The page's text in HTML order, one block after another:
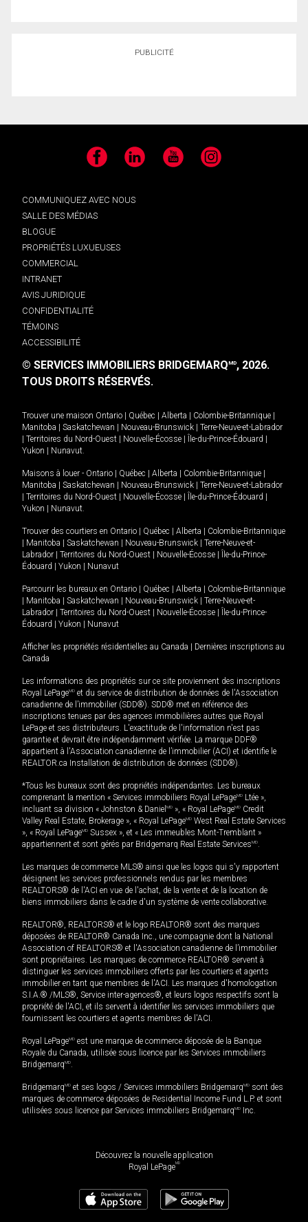
PUBLICITÉ
Facebook LinkedIn YouTube Instagram
COMMUNIQUEZ AVEC NOUS
SALLE DES MÉDIAS
BLOGUE
PROPRIÉTÉS LUXUEUSES
COMMERCIAL
INTRANET
AVIS JURIDIQUE
CONFIDENTIALITÉ
TÉMOINS
ACCESSIBILITÉ
© SERVICES IMMOBILIERS BRIDGEMARQMD, 2026.
TOUS DROITS RÉSERVÉS.
Trouver une maison Ontario | Québec | Alberta | Colombie-Britannique |
Manitoba | Saskatchewan | Nouveau-Brunswick | Terre-Neuve-et-Labrador
| Territoires du Nord-Ouest | Nouvelle-Écosse | Île-du-Prince-Édouard |
Yukon | Nunavut
Maisons à louer - Ontario | Québec | Alberta | Colombie-Britannique |
Manitoba | Saskatchewan | Nouveau-Brunswick | Terre-Neuve-et-Labrador
| Territoires du Nord-Ouest | Nouvelle-Écosse | Île-du-Prince-Édouard |
Yukon | Nunavut
Trouver des courtiers en Ontario | Québec | Alberta | Colombie-Britannique
| Manitoba | Saskatchewan | Nouveau-Brunswick | Terre-Neuve-et-
Labrador | Territoires du Nord-Ouest | Nouvelle-Écosse | Île-du-Prince-
Édouard | Yukon | Nunavut
Parcourir les bureaux en Ontario | Québec | Alberta | Colombie-Britannique
| Manitoba | Saskatchewan | Nouveau-Brunswick | Terre-Neuve-et-
Labrador | Territoires du Nord-Ouest | Nouvelle-Écosse | Île-du-Prince-
Édouard | Yukon | Nunavut
Afficher les propriétés résidentielles au Canada | Dernières inscriptions au
Canada
Les informations des propriétés sur ce site proviennent des inscriptions
Royal LePageMD et du service de distribution de données de l'Association
canadienne de l’immobilier (SDD®). SDD® met en référence des
inscriptions tenues par des agences immobilières autres que Royal
LePage et ses distributeurs. L'exactitude de l'information n'est pas
garantie et devrait être indépendamment vérifiée. La marque DDF®
appartient à l'Association canadienne de l’immobilier (ACI) et identifie le
REALTOR.ca Installation de distribution de données (SDD®).
*Tous les bureaux sont des propriétés indépendantes. Les bureaux
comprenant la mention « Services immobiliers Royal LePageMD Ltée »,
incluant sa division « Johnston & Daniel MD », « Royal LePageMD Credit
Valley Real Estate, Brokerage », « Royal LePageMD West Real Estate Services
», « Royal LePageMD Sussex », et « Les immeubles Mont-Tremblant »
appartiennent et sont gérés par Bridgemarq Real Estate ServicesMD
Les marques de commerce MLS® ainsi que les logos qui s'y rapportent
désignent les services professionnels rendus par les membres
REALTORS® de l'ACI en vue de l'achat, de la vente et de la location de
biens immobiliers dans le cadre d'un système de vente collaborative.
REALTOR®, REALTORS® et le logo REALTOR® sont des marques
déposées de REALTOR® Canada Inc., une compagnie dont la National
Association of REALTORS® et l'Association canadienne de l’immobilier
sont propriétaires. Les marques de commerce REALTOR® servent à
distinguer les services immobiliers offerts par les courtiers et agents
immobilier en tant que membres de l'ACI. Les marques d'homologation
S.I.A.® /MLS®, Service inter-agences®, et leurs logos respectifs sont la
propriété de l'ACI, et ils servent à identifier les services immobiliers que
fournissent les courtiers et agents membres de l'ACI.
Royal LePageMD est une marque de commerce déposée de la Banque
Royale du Canada, utilisée sous licence par les Services immobiliers
BridgemarqMD
BridgemarqMD et ses logos / Services immobiliers BridgemarqMD sont des
marques de commerce déposées de Residential Income Fund L.P. et sont
utilisées sous licence par Services immobiliers BridgemarqMD Inc.
Découvrez la nouvelle application
Royal LePageMD